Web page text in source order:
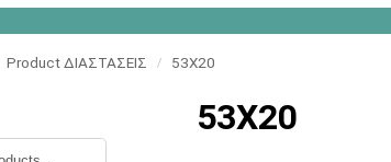
Product ΔΙΑΣΤΑΣΕΙΣ / 53X20
53X20